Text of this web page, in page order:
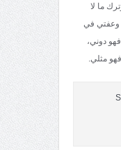
ما لا
وعفتي في
دوني،
مثلي.